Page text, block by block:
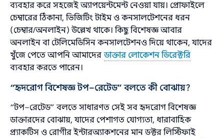
ব্যবহার করে সহজেই অ্যাপয়েন্টমেন্ট নেওয়া যায়। প্রোফাইলে
চেম্বারের ঠিকানা, ভিজিটিং টাইম ও কনসালটেশনের ধরন
(চেম্বার/অনলাইন) উল্লেখ থাকে। কিছু বিশেষজ্ঞ আবার
অনলাইন বা টেলিমেডিসিন কনসালটেশনও দিয়ে থাকেন, যাদের
খুঁজে পেতে আপনি আমাদেরডাক্তার লোকেশন ডিরেক্টরি
ব্যবহার করতে পারেন।
“হৃদরোগ বিশেষজ্ঞ টপ–রেটেড” বলতে কী বোঝায়?
“টপ–রেটেড” বলতে সাধারণত সেই সব হৃদরোগ বিশেষজ্ঞ
ডাক্তারদের বোঝায়, যাদের পেশাগত যোগ্যতা, ধারাবাহিক
প্র্যাকটিস ও রোগীর ইন্টারঅ্যাকশনের মান ডক্টর লিস্টিফাই